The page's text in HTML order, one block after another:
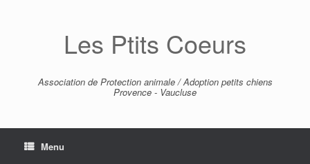
Les Ptits Coeurs
Association de Protection animale / Adoption petits chiens
Provence - Vaucluse
Menu